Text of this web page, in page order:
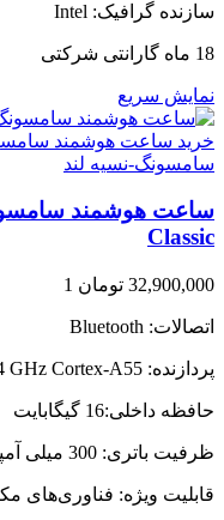
سازنده گرافیک:
18 ماه گارانتی شرکتی
نمایش سریع
Classic
32,900,000 تومان 1
اتصالات:
پردازنده:
حافظه داخلی:16 گیگابایت
ظرفیت باتری: 300 میلی آمپر ساعت
قابلیت ویژه: فناوری‌های